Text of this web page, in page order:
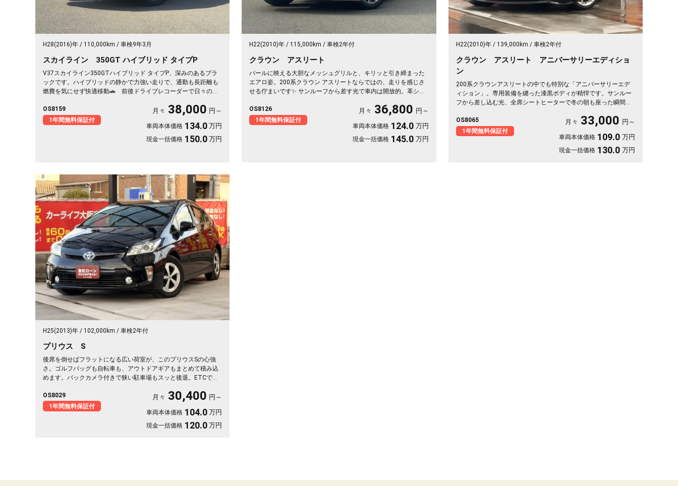
H28(2016)年 110,000km 車検9年3月
スカイライン 350GT ハイブリッド タイプP
V37スカイライン350GTハイブリッド タイプP、深みのあるブラ
ックです。ハイブリッドの静かで力強い走りで、通勤も長距離も
燃費を気にせず快適移動🚗 前後ドライブレコーダーで日々の運
での疲れもグッと軽減。アラウンドビューで狭い駐車場もスッと
停められます。 仕事帰りにふらっと遠出したくなる、そんな相
棒です✨ 高級セダンがお値打ち、《1年保証付》で気持ちよく乗
OS8159
1年間無料保証付
月々 38,000 円～
車両本体価格 134.0 万円
現金一括価格 150.0 万円
H22(2010)年 115,000km 車検2年付
クラウン アスリート
パールに映える大胆なメッシュグリルと、キリッと引き締まった
エアロ姿。200系クラウン アスリートならではの、走りを感じさ
せる佇まいです✨ サンルーフから差す光で車内は開放的。革シー
事帰りの一人時間も、遠出の休日も、上質な移動が特別に変わり
ます🚗 気になる車は早めのチェックがおすすめ。《1年保証付》
でお届けします👑
OS8126
1年間無料保証付
月々 36,800 円～
車両本体価格 124.0 万円
現金一括価格 145.0 万円
H22(2010)年 139,000km 車検2年付
クラウン アスリート アニバーサリーエディショ
ン
200系クラウンアスリートの中でも特別な「アニバーサリーエデ
ィション」。専用装備を纏った漆黒ボディが精悍です。サンルー
フから差し込む光、全席シートヒーターで冬の朝も座った瞬間か
ます。仕事帰りの一人時間も、週末の遠出も気分が上がる一台。
走りと快適が揃った特別仕様を、日々の相棒に🚗✨💎👑😎《1年保
証付》
OS8065
1年間無料保証付
月々 33,000 円～
車両本体価格 109.0 万円
現金一括価格 130.0 万円
H25(2013)年 102,000km 車検2年付
プリウス S
後席を倒せばフラットになる広い荷室が、このプリウスSの心強
さ。ゴルフバッグも自転車も、アウトドアギアもまとめて積み込
めます。バックカメラ付きで狭い駐車場もスッと後退。ETCで高
革調シートカバーが引き締まる一台。休日の遠征も日常の買い出
しも頼れる相棒です。低燃費で気軽に走り出せます🚗✨💫👍🎵《1
年保証付》
OS8029
1年間無料保証付
月々 30,400 円～
車両本体価格 104.0 万円
現金一括価格 120.0 万円